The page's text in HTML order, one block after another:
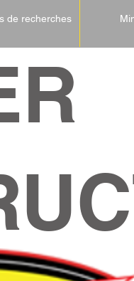
de recherches